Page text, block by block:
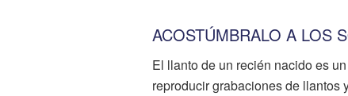
ACOSTÚMBRALO A LOS
El llanto de un recién nacido es
reproducir grabaciones de llantos